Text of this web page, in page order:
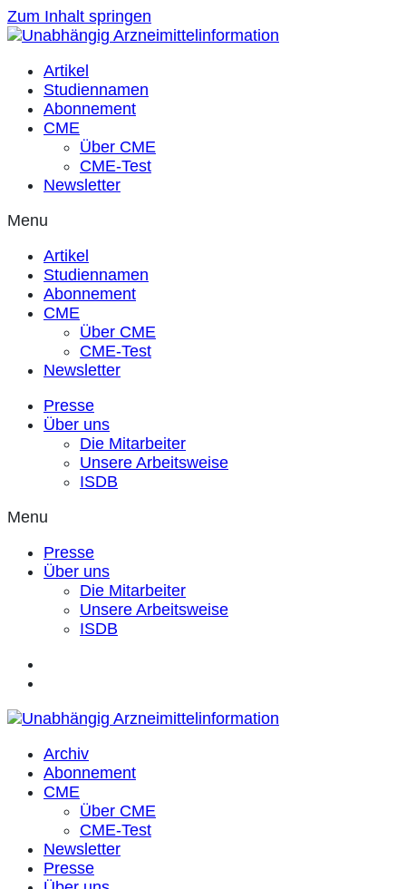
Zum Inhalt springen
Artikel
Studiennamen
Abonnement
CME
Über CME
CME-Test
Newsletter
Menu
Artikel
Studiennamen
Abonnement
CME
Über CME
CME-Test
Newsletter
Presse
Über uns
Die Mitarbeiter
Unsere Arbeitsweise
ISDB
Menu
Presse
Über uns
Die Mitarbeiter
Unsere Arbeitsweise
ISDB
Archiv
Abonnement
CME
Über CME
CME-Test
Newsletter
Presse